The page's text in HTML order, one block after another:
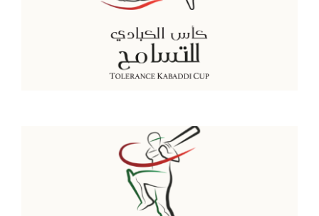
كأس الكريكت للتسامح
اقرأ المزيد